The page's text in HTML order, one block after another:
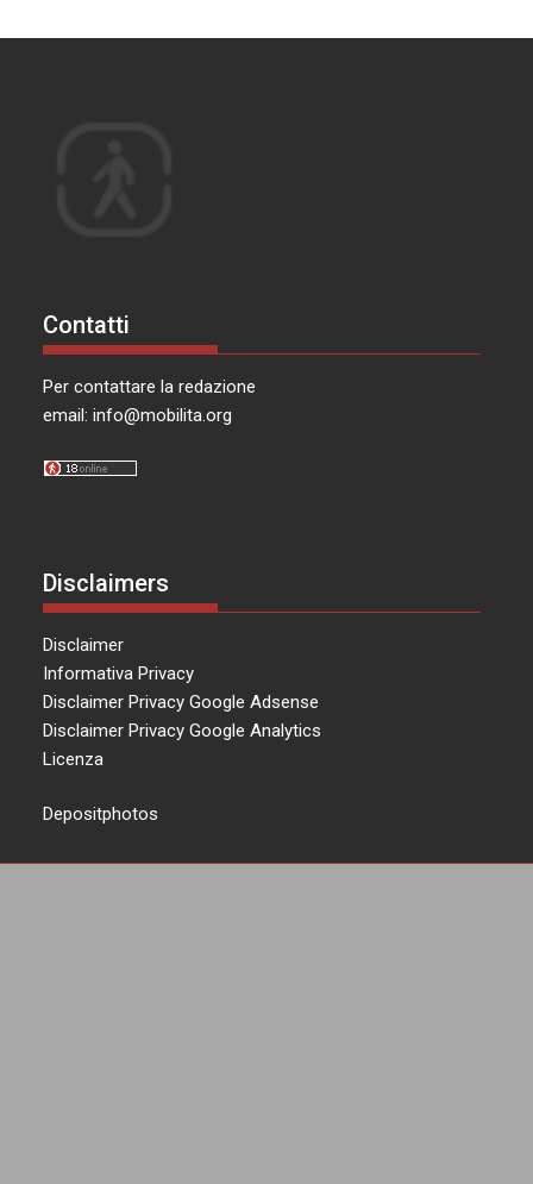
Contatti
Per contattare la redazione
email:info@mobilita.org
Disclaimers
Disclaimer
Informativa Privacy
Disclaimer Privacy Google Adsense
Disclaimer Privacy Google Analytics
Licenza
Depositphotos